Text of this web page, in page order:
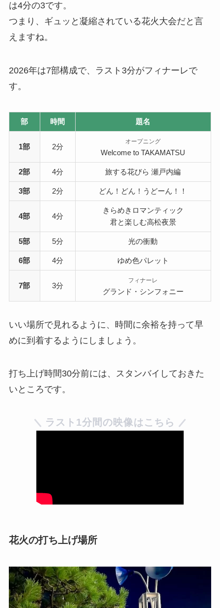
は4分の3です。
つまり、ギュッと凝縮されている花火大会だと言
えますね。
2026年は7部構成で、ラスト3分がフィナーレで
す。
部 時間 題名
1部 2分
オープニング
Welcome to TAKAMATSU
2部 4分 旅する花びら 瀬戸内編
3部 2分 どん！どん！うどーん！！
4部 4分
きらめきロマンティック
君と楽しむ高松夜景
5部 5分 光の衝動
6部 4分 ゆめ色パレット
7部 3分
フィナーレ
グランド・シンフォニー
いい場所で見れるように、時間に余裕を持って早
めに到着するようにしましょう。
打ち上げ時間30分前には、スタンバイしておきた
いところです。
ラスト1分間の映像はこちら
花火の打ち上げ場所